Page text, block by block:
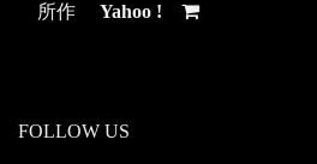
所作 Yahoo !
FOLLOW US